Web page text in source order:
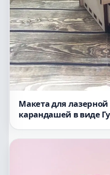
Макета для
карандашей в виде